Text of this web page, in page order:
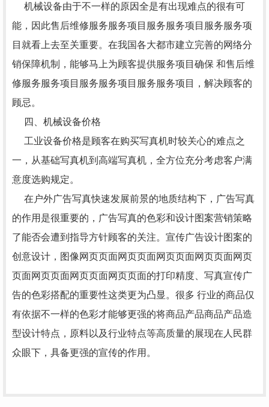
机械设备由于不一样的原因全是有出现难点的很有可
能，因此售后维修服务服务项目服务服务项目服务服务项
目就看上去至关重要。在我国各大都市建立完善的网络分
销保障机制，能够马上为顾客提供服务项目确保 和售后维
修服务服务项目服务服务项目服务服务项目，解决顾客的
顾忌。
四、机械设备价格
工业设备价格是顾客在购买写真机时较关心的难点之
一，从基础写真机到高端写真机，全方位充分考虑客户满
意度选购规定。
在户外广告写真快速发展前景的地质结构下，广告写真
的作用是很重要的，广告写真的色彩和设计图案营销策略
了能否会遭到指导方针顾客的关注。宣传广告设计图案的
创意设计，图像网页页面网页页面网页页面网页页面网页
页面网页页面网页页面网页页面的打印精度、写真宣传广
告的色彩搭配的重要性这类更为凸显。很多 行业的商品仅
有依据不一样的色彩才能够更强的将商品产品商品产品造
型设计特点，原料以及行业特点等高质量的展现在人民群
众眼下，具备更强的宣传的作用。